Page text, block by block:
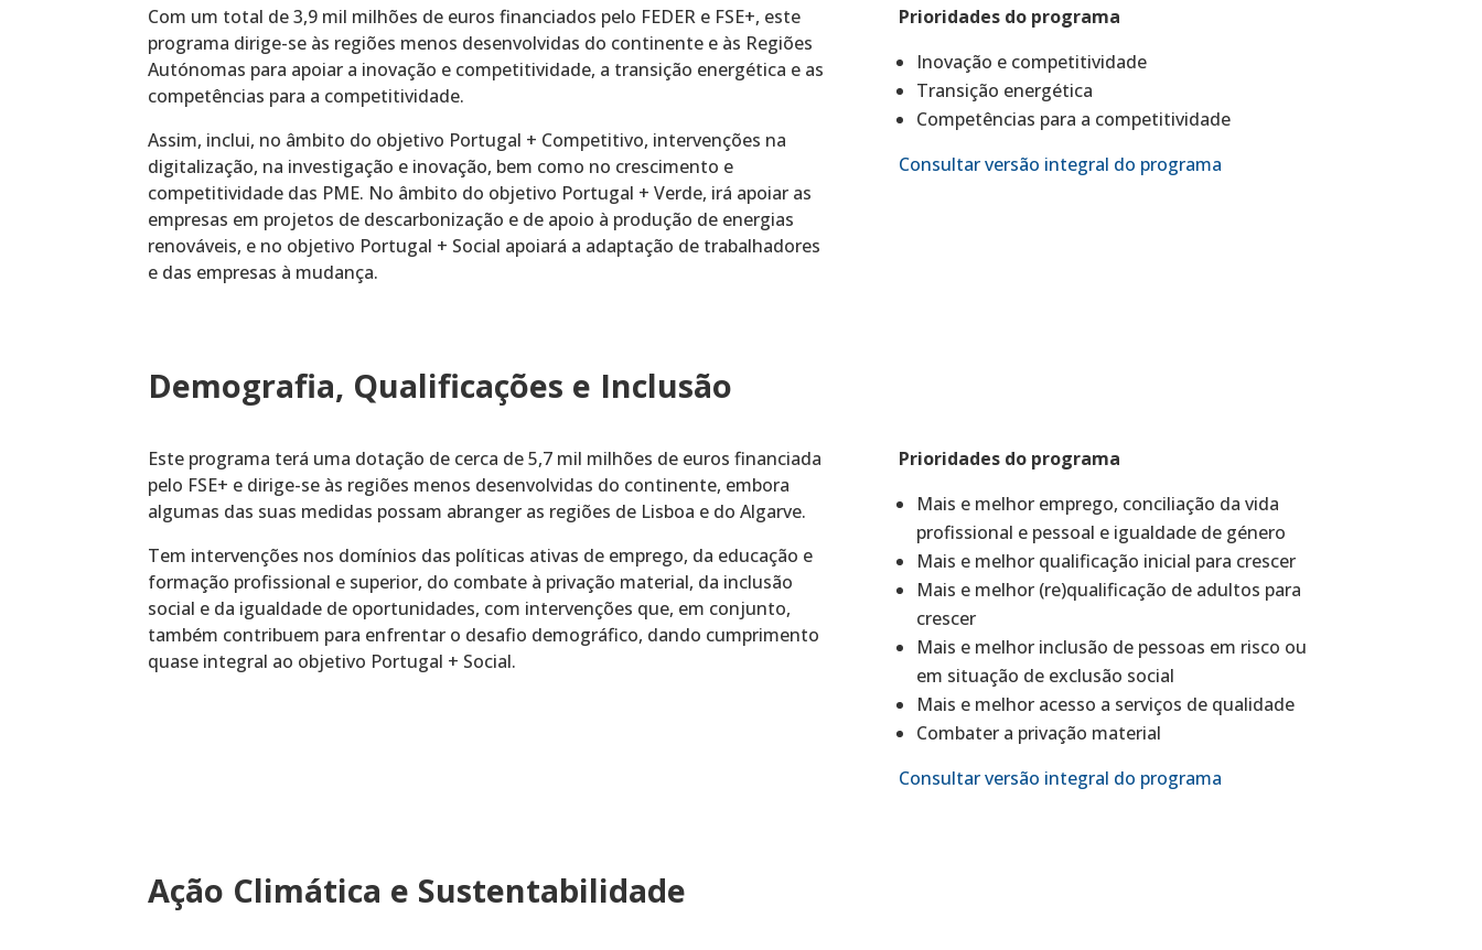
Com um total de 3,9 mil milhões de euros financiados pelo FEDER e FSE+, este
programa dirige-se às regiões menos desenvolvidas do continente e às Regiões
Autónomas para apoiar a inovação e competitividade, a transição energética e as
competências para a competitividade.
Assim, inclui, no âmbito do objetivo Portugal + Competitivo, intervenções na
digitalização, na investigação e inovação, bem como no crescimento e
competitividade das PME. No âmbito do objetivo Portugal + Verde, irá apoiar as
empresas em projetos de descarbonização e de apoio à produção de energias
renováveis, e no objetivo Portugal + Social apoiará a adaptação de trabalhadores
e das empresas à mudança.
Prioridades do programa
Inovação e competitividade
Transição energética
Competências para a competitividade
Consultar versão integral do programa
Demografia, Qualificações e Inclusão
Este programa terá uma dotação de cerca de 5,7 mil milhões de euros financiada
pelo FSE+ e dirige-se às regiões menos desenvolvidas do continente, embora
algumas das suas medidas possam abranger as regiões de Lisboa e do Algarve.
Tem intervenções nos domínios das políticas ativas de emprego, da educação e
formação profissional e superior, do combate à privação material, da inclusão
social e da igualdade de oportunidades, com intervenções que, em conjunto,
também contribuem para enfrentar o desafio demográfico, dando cumprimento
quase integral ao objetivo Portugal + Social.
Prioridades do programa
Mais e melhor emprego, conciliação da vida
profissional e pessoal e igualdade de género
Mais e melhor qualificação inicial para crescer
Mais e melhor (re)qualificação de adultos para
crescer
Mais e melhor inclusão de pessoas em risco ou
em situação de exclusão social
Mais e melhor acesso a serviços de qualidade
Combater a privação material
Consultar versão integral do programa
Ação Climática e Sustentabilidade